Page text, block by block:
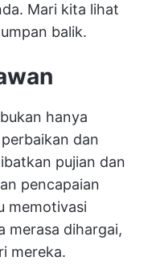
Mari kita lihat
balik.
hanya
dan
pujian dan
pencapaian
memotivasi
merasa dihargai,
mereka.